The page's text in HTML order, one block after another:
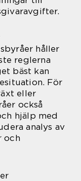
håller
reglerna
bäst kan
För
eller
också
hjälp med
analys av
och